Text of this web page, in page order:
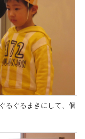
るぐるまきにして、個